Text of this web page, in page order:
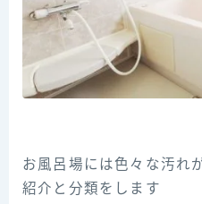
お風呂場には色々な汚れ
紹介と分類をします